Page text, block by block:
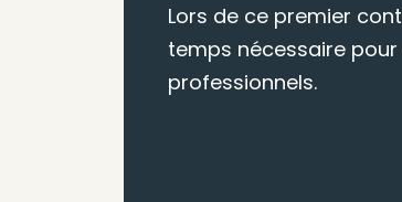
Lors de ce premier
temps nécessaire
professionnels.